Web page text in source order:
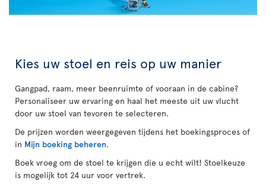
Kies uw stoel en reis op uw manier
Gangpad, raam, meer beenruimte of vooraan in de cabine?
Personaliseer uw ervaring en haal het meeste uit uw vlucht
door uw stoel van tevoren te selecteren.
De prijzen worden weergegeven tijdens het boekingsproces of
in Mijn boeking beheren.
Boek vroeg om de stoel te krijgen die u echt wilt! Stoelkeuze
is mogelijk tot 24 uur voor vertrek.